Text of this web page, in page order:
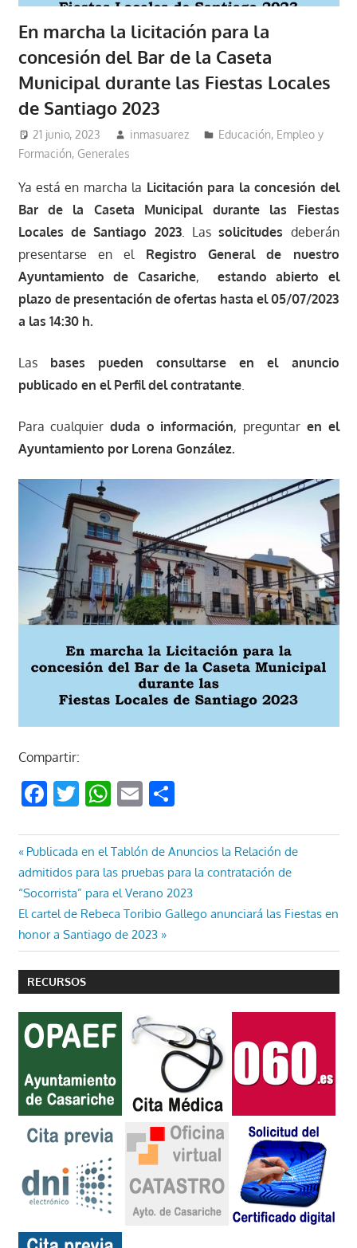
En marcha la licitación para la
concesión del Bar de la Caseta
Municipal durante las Fiestas Locales
de Santiago 2023
21 junio, 2023 inmasuarez
Educación, Empleo y
Formación, Generales
Ya está en marcha la Licitación para la concesión del
Bar de la Caseta Municipal durante las Fiestas
Locales de Santiago 2023. Lassolicitudes deberán
presentarse en el Registro General de nuestro
Ayuntamiento de Casariche, estando abierto el
plazo de presentación de ofertas hasta el 05/07/2023
a las 14:30 h.
Las bases pueden consultarse en el anuncio
publicado en el Perfil del contratante.
Para cualquier duda o información, preguntar en el
Ayuntamiento por Lorena González.
Compartir:
Facebook
Twitter
WhatsApp
EmailCompartir
Navegación
de
entradas
Entrada
anterior:
Publicada en el Tablón de Anuncios la Relación de
admitidos para las pruebas para la contratación de
“Socorrista” para el Verano 2023
Entrada
siguiente:
El cartel de Rebeca Toribio Gallego anunciará las Fiestas en
honor a Santiago de 2023
RECURSOS